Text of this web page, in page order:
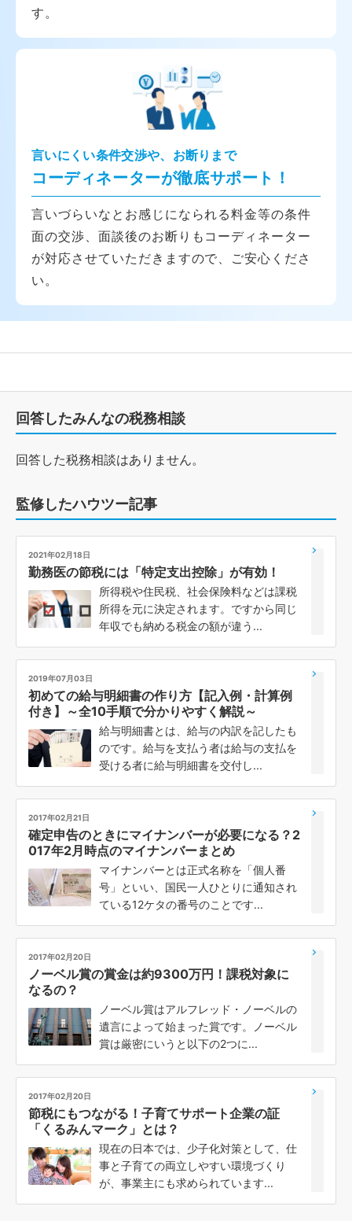
す。
言いにくい条件交渉や、お断りまで
コーディネーターが徹底サポート！
言いづらいなとお感じになられる料金等の条件
面の交渉、面談後のお断りもコーディネーター
が対応させていただきますので、ご安心くださ
い。
回答したみんなの税務相談
回答した税務相談はありません。
監修したハウツー記事
2021年02月18日
勤務医の節税には「特定支出控除」が有効！
所得税や住民税、社会保険料などは課税
所得を元に決定されます。ですから同じ
年収でも納める税金の額が違う...
2019年07月03日
初めての給与明細書の作り方【記入例・計算例
付き】～全10手順で分かりやすく解説～
給与明細書とは、給与の内訳を記したも
のです。給与を支払う者は給与の支払を
受ける者に給与明細書を交付し...
2017年02月21日
確定申告のときにマイナンバーが必要になる？2
017年2月時点のマイナンバーまとめ
マイナンバーとは正式名称を「個人番
号」といい、国民一人ひとりに通知され
ている12ケタの番号のことです...
2017年02月20日
ノーベル賞の賞金は約9300万円！課税対象に
なるの？
ノーベル賞はアルフレッド・ノーベルの
遺言によって始まった賞です。ノーベル
賞は厳密にいうと以下の2つに...
2017年02月20日
節税にもつながる！子育てサポート企業の証
「くるみんマーク」とは？
現在の日本では、少子化対策として、仕
事と子育ての両立しやすい環境づくり
が、事業主にも求められています...